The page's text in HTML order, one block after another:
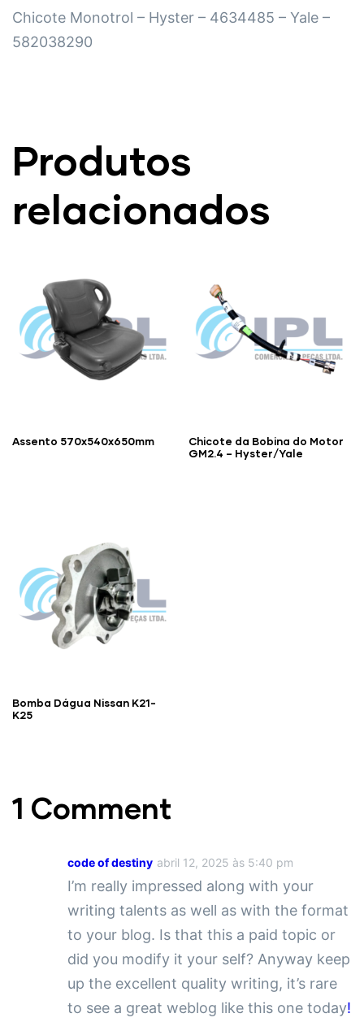
Chicote Monotrol – Hyster – 4634485 – Yale –
582038290
Produtos
relacionados
Assento 570x540x650mm
Chicote da Bobina do Motor
GM2.4 – Hyster/Yale
Bomba Dágua Nissan K21-
K25
1 Comment
code of destiny abril 12, 2025 às 5:40 pm
I’m really impressed along with your
writing talents as well as with the format
to your blog. Is that this a paid topic or
did you modify it your self? Anyway keep
up the excellent quality writing, it’s rare
to see a great weblog like this one today!